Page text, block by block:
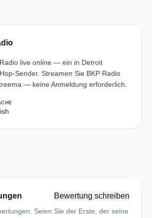
live online — ein in Detroit
Sender. Streamen Sie BKP Radio
— keine Anmeldung erforderlich.
Bewertung schreiben
Seien Sie der Erste, der seine